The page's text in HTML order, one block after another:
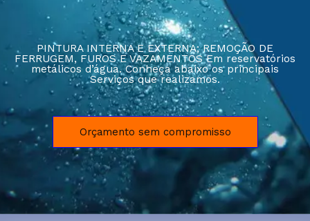
PINTURA INTERNA E EXTERNA; REMOÇÃO DE
FERRUGEM, FUROS E VAZAMENTOS Em reservatórios
metálicos d’água. Conheça abaixo os principais
Serviços que realizamos.
Orçamento sem compromisso